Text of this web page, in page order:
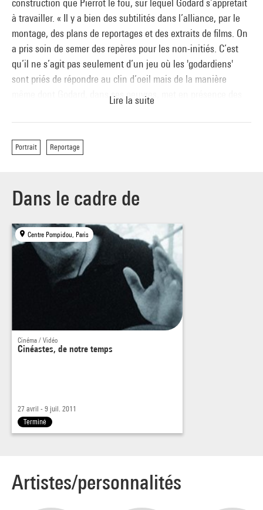
construction que Pierrot le fou, sur lequel Godard s’apprêtait
à travailler. « Il y a bien des subtilités dans l’alliance, par le
montage, des plans de reportages et des extraits de films. On
a pris soin de semer des repères pour les non-initiés. C’est
qu’il ne s’agit pas seulement d’un jeu où les 'godardiens'
sont priés de répondre au clin d’oeil mais de la manière
même dont Godard, dans ses oeuvres, met en présence des
juillet 1965 NO COMMENT (À PROPOS DE FILM SOCIALISME
DE JEAN-LUC GODARD ) Film inédit d’André S. Labarthe
France / 2011 / coul. / vof avec Jean Douchet, Jean Narboni,
consacré pour la première fois à un film, André S. Labarthe,
sur le dernier film de Jean-Luc Godard, Film Socialisme.
Lire la suite
Portrait Reportage
Dans le cadre de
Centre Pompidou, Paris
Cinéma / Vidéo
Cinéastes, de notre temps
27 avril - 9 juil. 2011
Terminé
Artistes/personnalités